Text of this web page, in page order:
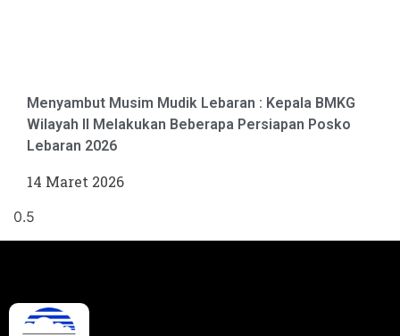
Menyambut Musim Mudik Lebaran : Kepala BMKG
Wilayah II Melakukan Beberapa Persiapan Posko
Lebaran 2026
14 Maret 2026